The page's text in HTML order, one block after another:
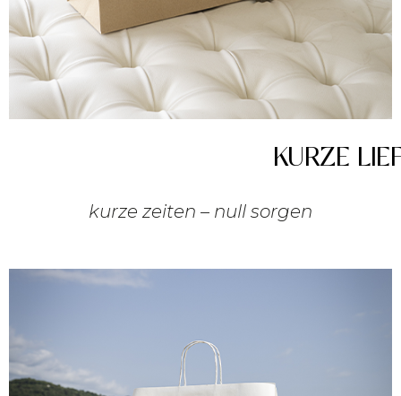
KURZE
kurze zeiten – null sorgen